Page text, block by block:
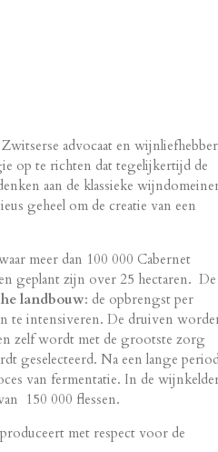
advocaat en
op te richten dat tegelijkertijd de
aan de klassieke
geheel om de creatie van een
meer dan 100 000 Cabernet
geplant zijn over 25 hectaren. De
landbouw: de opbrengst per
te intensiveren. De druiven
zelf wordt met de grootste zorg
geselecteerd. Na een lange
van fermentatie. In de
150 000 flessen.
met respect voor de